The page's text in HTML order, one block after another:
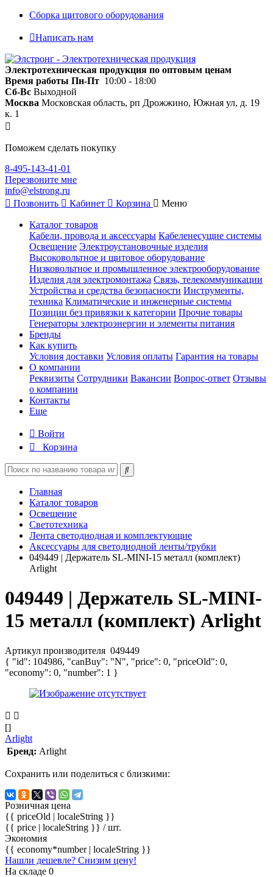
Сборка щитового оборудования
Написать нам
Электротехническая продукция по оптовым ценам
Время работы Пн-Пт 10:00 - 18:00
Сб-Вс Выходной
Москва Московская область, рп Дрожжино, Южная ул, д. 19
к. 1
Поможем сделать покупку
8-495-143-41-01
Перезвоните мне
info@elstrong.ru
Позвонить
Кабинет Корзина Меню
Каталог товаров
Кабели, провода и аксессуары Кабеленесущие системы
Освещение Электроустановочные изделия
Высоковольтное и щитовое оборудование
Низковольтное и промышленное электрооборудование
Изделия для электромонтажа Связь, телекоммуникации
Устройства и средства безопасности Инструменты,
техника Климатические и инженерные системы
Позиции без привязки к категории Прочие товары
Генераторы электроэнергии и элементы питания
Бренды
Как купить
Условия доставки Условия оплаты Гарантия на товары
О компании
Реквизиты Сотрудники Вакансии Вопрос-ответ Отзывы
о компании
Контакты
Еще
Войти
Корзина
Главная
Каталог товаров
Освещение
Светотехника
Лента светодиодная и комплектующие
Аксессуары для светодиодной ленты/трубки
049449 | Держатель SL-MINI-15 металл (комплект)
Arlight
049449 | Держатель SL-MINI-
15 металл (комплект) Arlight
Артикул производителя 049449
{ "id": 104986, "canBuy": "N", "price": 0, "priceOld": 0,
"economy": 0, "number": 1 }
[]
Arlight
Бренд: Arlight
Сохранить или поделиться с близкими:
Розничная цена
{{ priceOld | localeString }}
{{ price | localeString }} / шт.
Экономия
{{ economy*number | localeString }}
Нашли дешевле? Снизим цену!
На складе 0